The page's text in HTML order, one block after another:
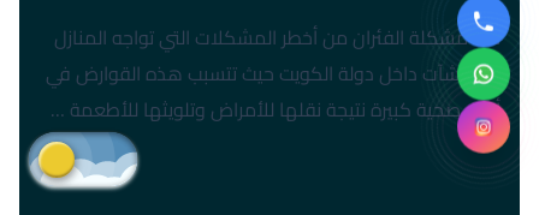
تُعد مشكلة الفئران من أخطر المشكلات التي تواجه المنازل
والمنشآت داخل دولة الكويت حيث تتسبب هذه القوارض في
أضرار صحية كبيرة نتيجة نقلها للأمراض وتلويثها للأطعمة …